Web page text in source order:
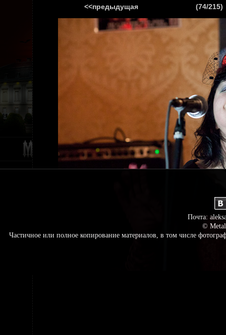
ГЛАВНАЯ
<<предыдущая (74/215)
Почта:
©
Частичное или полное копирование материалов, в том числе